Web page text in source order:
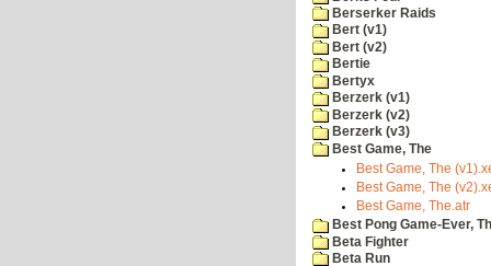
Berserker Raids
Bert (v1)
Bert (v2)
Bertie
Bertyx
Berzerk (v1)
Berzerk (v2)
Berzerk (v3)
Best Game, The
Best Game, The
Best Game, The
Best Game, The.atr
Best Pong Game-Ever,
Beta Fighter
Beta Run